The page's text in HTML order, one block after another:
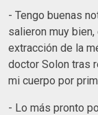
- Tengo buenas
salieron muy
extracción de la
doctor Solon tras
mi cuerpo por
- Lo más pronto